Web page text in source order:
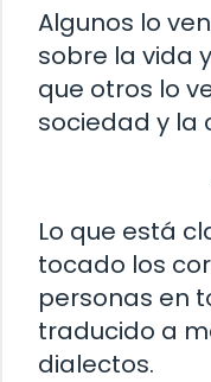
Algunos lo
sobre la vida
que otros lo
sociedad y la
Lo que está
tocado los
personas en
traducido a
dialectos.